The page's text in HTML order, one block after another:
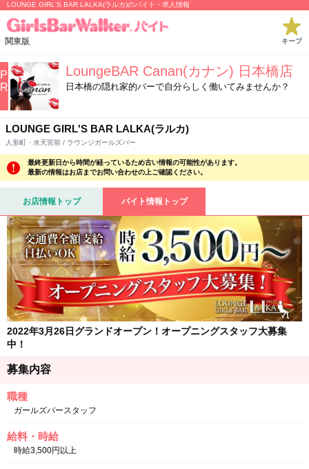
LOUNGE GIRL'S BAR LALKA(ラルカ)のバイト・求人情報
関東版 キープ
P
R
LoungeBAR Canan(カナン) 日本橋店
日本橋の隠れ家的バーで自分らしく働いてみませんか？
LOUNGE GIRL'S BAR LALKA(ラルカ)
人形町・水天宮前 / ラウンジガールズバー
最終更新日から時間が経っているため古い情報の可能性があります。
最新の情報はお店までお問い合わせの上ご確認ください。
お店情報トップ バイト情報トップ
2022年3月26日グランドオープン！オープニングスタッフ大募集
中！
募集内容
職種
ガールズバースタッフ
給料・時給
時給3,500円以上